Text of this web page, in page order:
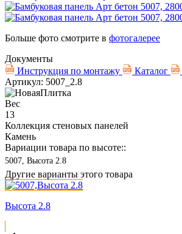
Больше фото смотрите в фотогалерее
Документы
Инструкция по монтажу
Каталог
Артикул: 5007_2.8
Вес
13
Коллекция стеновых панелей
Камень
Вариации товара по высоте::
5007, Высота 2.8
Другие варианты этого товара
Высота 2.8